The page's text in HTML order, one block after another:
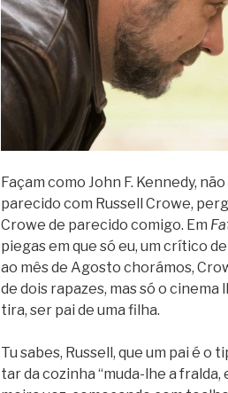
Façam como John F. Kennedy,
parecido com Russell Crowe,
Crowe de parecido comigo. Em
piegas em que só eu, um crítico
ao mês de Agosto chorámos,
de dois rapazes, mas só o cinema
tira, ser pai de uma filha.
Tu sabes, Russell, que um pai é
tar da cozi­nha “muda-lhe a